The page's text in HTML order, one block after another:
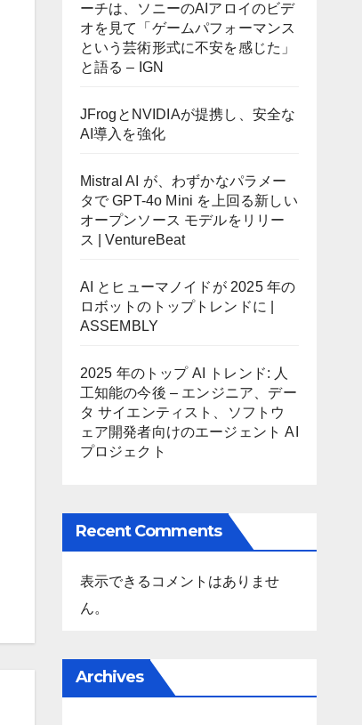
ーチは、ソニーのAIアロイのビデ
オを見て「ゲームパフォーマンス
という芸術形式に不安を感じた」
と語る – IGN
JFrogとNVIDIAが提携し、安全な
AI導入を強化
Mistral AI が、わずかなパラメー
タで GPT-4o Mini を上回る新しい
オープンソース モデルをリリー
ス | VentureBeat
AI とヒューマノイドが 2025 年の
ロボットのトップトレンドに |
ASSEMBLY
2025 年のトップ AI トレンド: 人
工知能の今後 – エンジニア、デー
タ サイエンティスト、ソフトウ
ェア開発者向けのエージェント AI
プロジェクト
Recent Comments
表示できるコメントはありませ
ん。
Archives